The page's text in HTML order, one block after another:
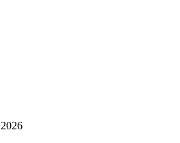
2026